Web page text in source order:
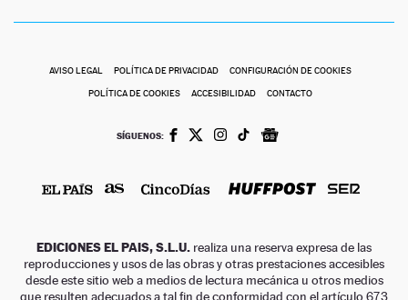
AVISO LEGAL POLÍTICA DE PRIVACIDAD CONFIGURACIÓN DE COOKIES
POLÍTICA DE COOKIES ACCESIBILIDAD CONTACTO
SÍGUENOS:
EDICIONES EL PAIS, S.L.U. realiza una reserva expresa de las
reproducciones y usos de las obras y otras prestaciones accesibles
desde este sitio web a medios de lectura mecánica u otros medios
que resulten adecuados a tal fin de conformidad con el artículo 67.3